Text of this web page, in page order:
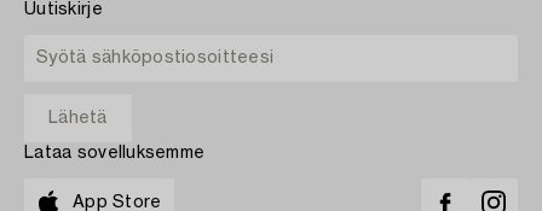
Uutiskirje
Lataa sovelluksemme
App Store